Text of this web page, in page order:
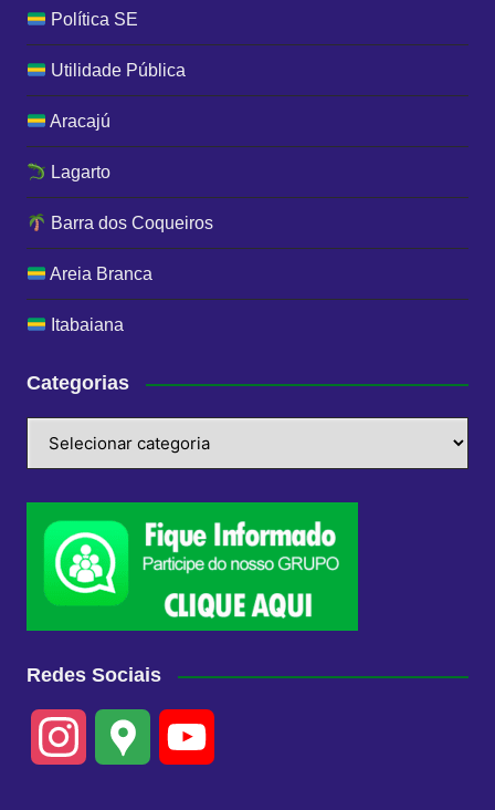
Política SE
Utilidade Pública
Aracajú
Lagarto
Barra dos Coqueiros
Areia Branca
Itabaiana
Categorias
Redes Sociais